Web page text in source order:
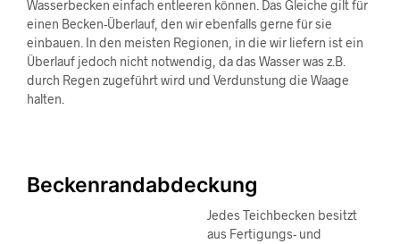
Wasserbecken einfach entleeren können. Das Gleiche gilt für
einen Becken-Überlauf, den wir ebenfalls gerne für sie
einbauen. In den meisten Regionen, in die wir liefern ist ein
Überlauf jedoch nicht notwendig, da das Wasser was z.B.
durch Regen zugeführt wird und Verdunstung die Waage
halten.
Beckenrandabdeckung
Jedes Teichbecken besitzt
aus Fertigungs- und